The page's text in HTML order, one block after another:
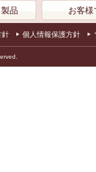
品 お客様
針 個人情報保護方針